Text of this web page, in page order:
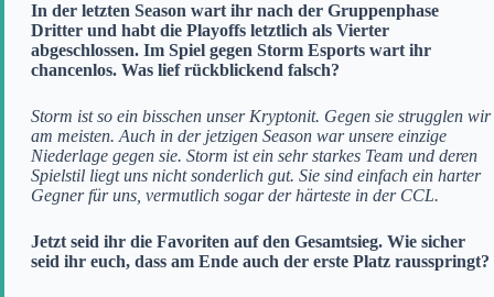
In der letzten Season wart ihr nach der Gruppenphase
Dritter und habt die Playoffs letztlich als Vierter
abgeschlossen. Im Spiel gegen Storm Esports wart ihr
chancenlos. Was lief rückblickend falsch?
Storm ist so ein bisschen unser Kryptonit. Gegen sie strugglen wir
am meisten. Auch in der jetzigen Season war unsere einzige
Niederlage gegen sie. Storm ist ein sehr starkes Team und deren
Spielstil liegt uns nicht sonderlich gut. Sie sind einfach ein harter
Gegner für uns, vermutlich sogar der härteste in der CCL.
Jetzt seid ihr die Favoriten auf den Gesamtsieg. Wie sicher
seid ihr euch, dass am Ende auch der erste Platz rausspringt?